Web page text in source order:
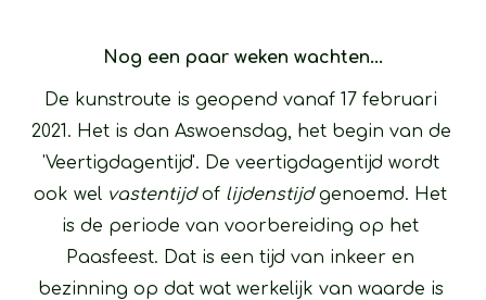
Nog een paar weken wachten...
De kunstroute is geopend vanaf 17 februari
2021. Het is dan Aswoensdag, het begin van de
'Veertigdagentijd'. De veertigdagentijd wordt
ook wel vastentijd of lijdenstijd genoemd. Het
is de periode van voorbereiding op het
Paasfeest. Dat is een tijd van inkeer en
bezinning op dat wat werkelijk van waarde is